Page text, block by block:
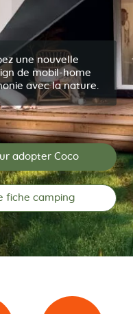
une nouvelle
de mobil-home
avec la nature.
adopter Coco
fiche camping